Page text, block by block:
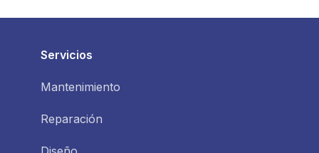
Servicios
Mantenimiento
Reparación